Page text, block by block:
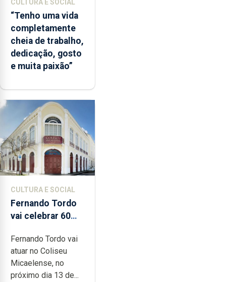
CULTURA E SOCIAL
“Tenho uma vida
completamente
cheia de trabalho,
dedicação, gosto
e muita paixão”
CULTURA E SOCIAL
Fernando Tordo
vai celebrar 60
no Coliseu
Micaelense
Fernando Tordo vai
atuar no Coliseu
Micaelense, no
próximo dia 13 de...